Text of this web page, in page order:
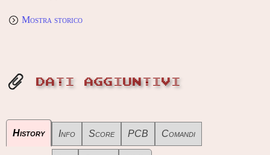
Mostra storico
DATI AGGIUNTIVI
History Info Score PCB Comandi